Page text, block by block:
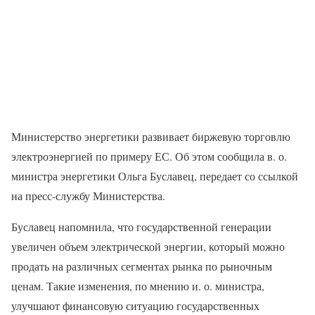
Министерство энергетики развивает биржевую торговлю
электроэнергией по примеру ЕС. Об этом сообщила в. о.
министра энергетики Ольга Буславец, передает со ссылкой
на пресс-службу Министерства.
Буславец напомнила, что государственной генерации
увеличен объем электрической энергии, который можно
продать на различных сегментах рынка по рыночным
ценам. Такие изменения, по мнению и. о. министра,
улучшают финансовую ситуацию государственных